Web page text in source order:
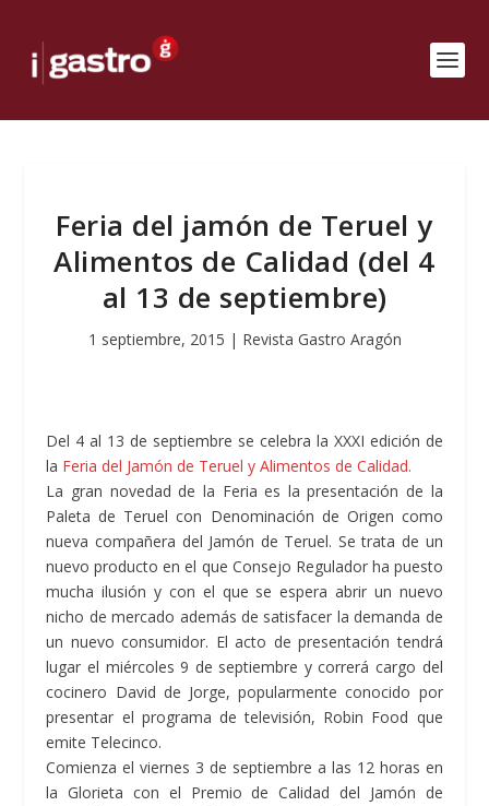
Feria del jamón de Teruel y
Alimentos de Calidad (del 4
al 13 de septiembre)
1 septiembre, 2015 | Revista Gastro Aragón
Del 4 al 13 de septiembre se celebra la XXXI edición de
la Feria del Jamón de Teruel y Alimentos de Calidad.
La gran novedad de la Feria es la presentación de la
Paleta de Teruel con Denominación de Origen como
nueva compañera del Jamón de Teruel. Se trata de un
nuevo producto en el que Consejo Regulador ha puesto
mucha ilusión y con el que se espera abrir un nuevo
nicho de mercado además de satisfacer la demanda de
un nuevo consumidor. El acto de presentación tendrá
lugar el miércoles 9 de septiembre y correrá cargo del
cocinero David de Jorge, popularmente conocido por
presentar el programa de televisión, Robin Food que
emite Telecinco.
Comienza el viernes 3 de septiembre a las 12 horas en
la Glorieta con el Premio de Calidad del Jamón de